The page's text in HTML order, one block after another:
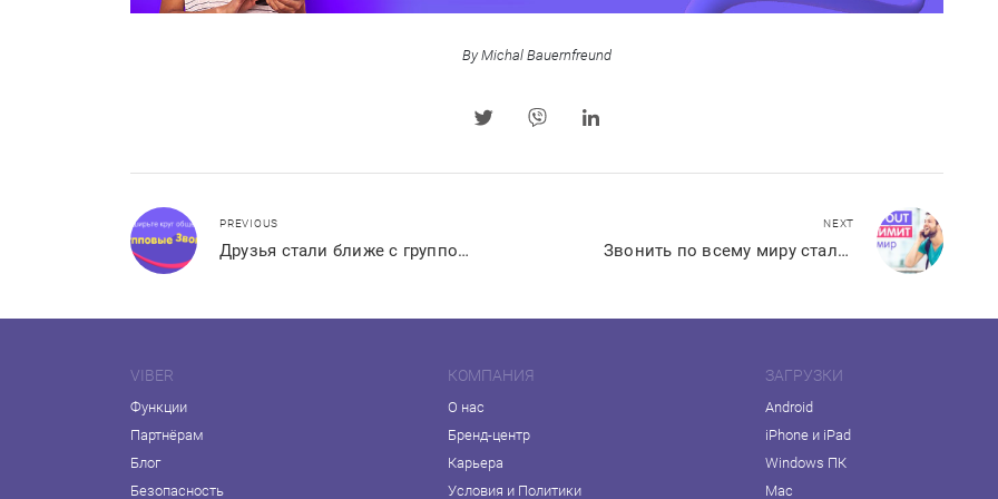
By Michal Bauernfreund
PREVIOUS
Друзья стали ближе с групповыми звонками в Viber
NEXT
Звонить по всему миру стало ещё выгоднее!
VIBER
Функции
Партнёрам
Блог
Безопасность
КОМПАНИЯ
О нас
Бренд-центр
Карьера
Условия и Политики
ЗАГРУЗКИ
Android
iPhone и iPad
Windows ПК
Mac